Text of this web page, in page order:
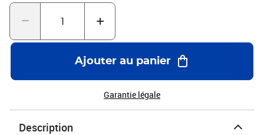
Ajouter au panier
Garantie légale
Description